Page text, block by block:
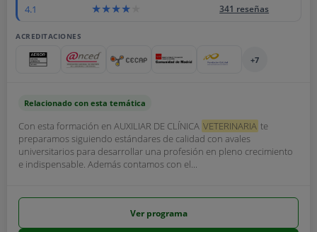
4.1 341 reseñas
ACREDITACIONES
+7
Relacionado con esta temática
Con esta formación en AUXILIAR DE CLÍNICA VETERINARIA te
preparamos siguiendo estándares de calidad con avales
universitarios para desarrollar una profesión en pleno crecimiento
e indispensable. Además contamos con el...
Ver programa